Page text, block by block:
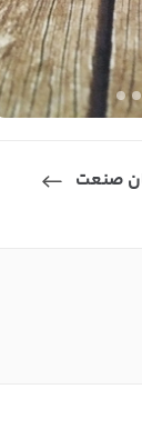
صنعت